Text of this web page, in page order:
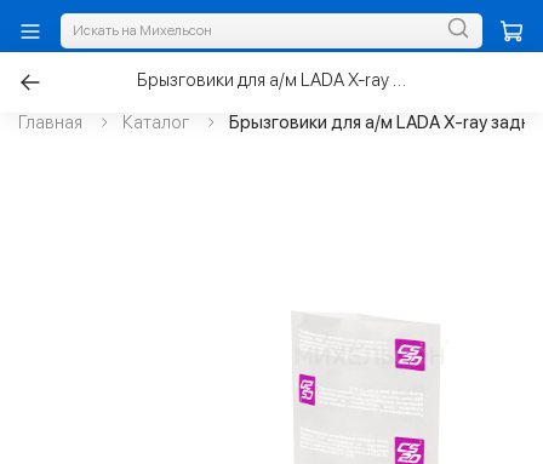
Главная Каталог Брызговики для а/м LADA X-ray